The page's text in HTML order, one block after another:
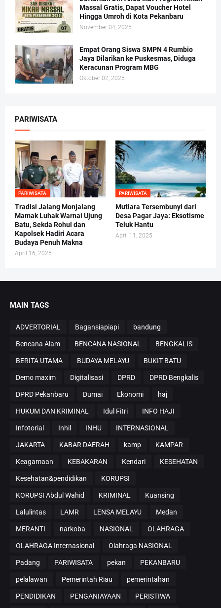
Massal Gratis, Dapat Voucher Hotel
Hingga Umroh di Kota Pekanbaru
November 04, 2025
Empat Orang Siswa SMPN 4 Rumbio
Jaya Dilarikan ke Puskesmas, Diduga
Keracunan Program MBG
Oktober 02, 2025
PARIWISATA
PARIWISATA
Tradisi Jalang Monjalang
Mamak Luhak Warnai Ujung
Batu, Sekda Rohul dan
Kapolsek Hadiri Acara
Budaya Penuh Makna
April 16, 2025
PARIWISATA
Mutiara Tersembunyi dari
Desa Pagar Jaya: Eksotisme
Teluk Hantu
April 11, 2025
MAIN TAGS
ADVERTORIAL Bagansiapiapi bandung
Bencana Alam BENCANA NASIONAL BENGKALIS
BERITA UTAMA BUDAYA MELAYU BUKIT BATU
Demo maxim Digitalisasi DPRD DPRD Bengkalis
DPRD Pekanbaru Dumai Ekonomi haj
HUKUM DAN KRIMINAL Idul Fitri INFO HAJI
Infotorial Inhil INHU INTERNASIONAL
JAKARTA KABAR DAERAH kamp KAMPAR
Keagamaan KEBAKARAN Kendari KESEHATAN
Kesehatan&pendidikan KORUPSI
KORUPSI Abdul Wahid KRIMINAL Kuansing
Lalulintas LAMR LENSA MELAYU Medan
MERANTI narkoba NASIONAL OLAHRAGA
OLAHRAGA Internasional Olahraga NASIONAL
Padang PARIWISATA pekan PEKANBARU
pelalawan Pemerintah Riau pemerintahan
PENDIDIKAN PENGANIAYAAN PERISTIWA